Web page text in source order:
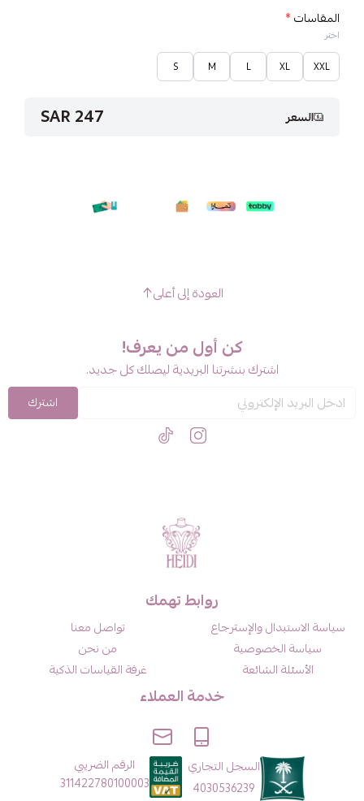
المقاسات*
اختر
XXL
XL
L
M
S
السعر 247 SAR
العودة إلى أعلى
كن أول من يعرف!
اشترك بنشرتنا البريدية ليصلك كل جديد.
اشترك
روابط تهمك
سياسة الاستبدال والإسترجاع
سياسة الخصوصية
الأسئلة الشائعة
تواصل معنا
من نحن
غرفة القياسات الذكية
خدمة العملاء
السجل التجاري
4030536239
الرقم الضريبي
311422780100003